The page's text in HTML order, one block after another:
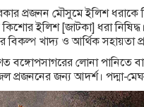
প্রজনন মৌসুমে ইলিশ ধরাকে
ইলিশ [জাটকা] ধরা
বিকল্প খাদ্য ও আর্থিক সহায়তা
বঙ্গোপসাগরের লোনা পানিতে
প্রজননের জন্য আদর্শ। পদ্মা-